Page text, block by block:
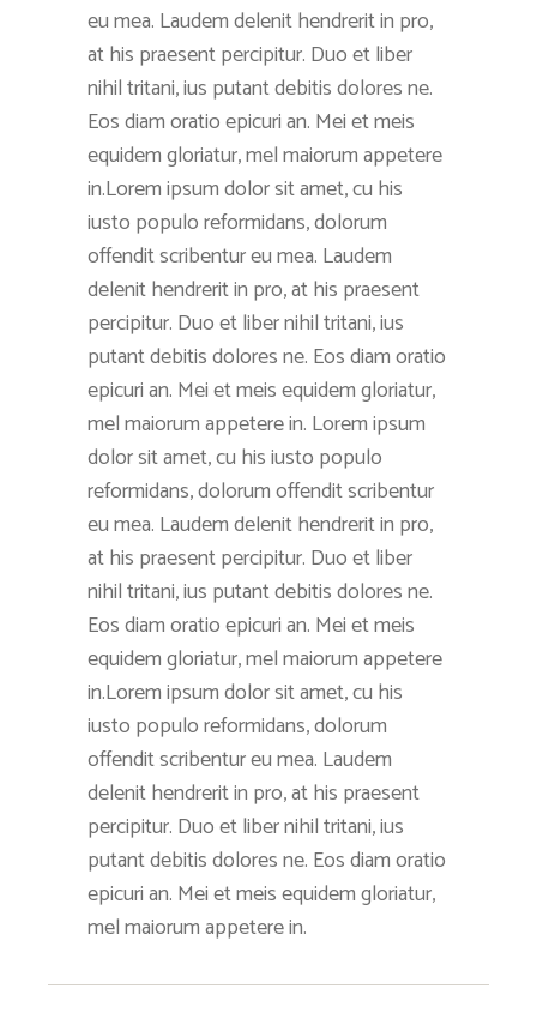
eu mea. Laudem delenit hendrerit in pro,
at his praesent percipitur. Duo et liber
nihil tritani, ius putant debitis dolores ne.
Eos diam oratio epicuri an. Mei et meis
equidem gloriatur, mel maiorum appetere
in.Lorem ipsum dolor sit amet, cu his
iusto populo reformidans, dolorum
offendit scribentur eu mea. Laudem
delenit hendrerit in pro, at his praesent
percipitur. Duo et liber nihil tritani, ius
putant debitis dolores ne. Eos diam oratio
epicuri an. Mei et meis equidem gloriatur,
mel maiorum appetere in. Lorem ipsum
dolor sit amet, cu his iusto populo
reformidans, dolorum offendit scribentur
eu mea. Laudem delenit hendrerit in pro,
at his praesent percipitur. Duo et liber
nihil tritani, ius putant debitis dolores ne.
Eos diam oratio epicuri an. Mei et meis
equidem gloriatur, mel maiorum appetere
in.Lorem ipsum dolor sit amet, cu his
iusto populo reformidans, dolorum
offendit scribentur eu mea. Laudem
delenit hendrerit in pro, at his praesent
percipitur. Duo et liber nihil tritani, ius
putant debitis dolores ne. Eos diam oratio
epicuri an. Mei et meis equidem gloriatur,
mel maiorum appetere in.